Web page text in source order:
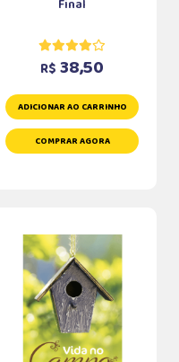
Final
R$ 38,50
ADICIONAR AO CARRINHO
COMPRAR AGORA